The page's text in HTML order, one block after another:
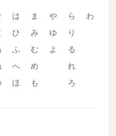
は
ひ
ふ
へ
ほ
ま
み
む
め
も
や
ゆ
よ
ら
り
る
れ
ろ
わ